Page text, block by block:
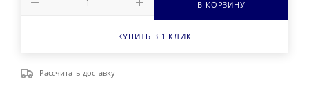
В КОРЗИНУ
КУПИТЬ В 1 КЛИК
Рассчитать доставку